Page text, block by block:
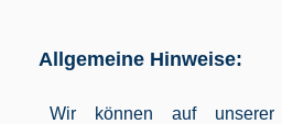
Allgemeine Hinweise:
Wir können auf unserer